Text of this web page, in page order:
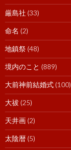
厳島社 (33)
命名 (2)
地鎮祭(48)
境内のこと (889)
大前神前結婚式(100)
大祓(25)
天井画(2)
太陰暦(5)